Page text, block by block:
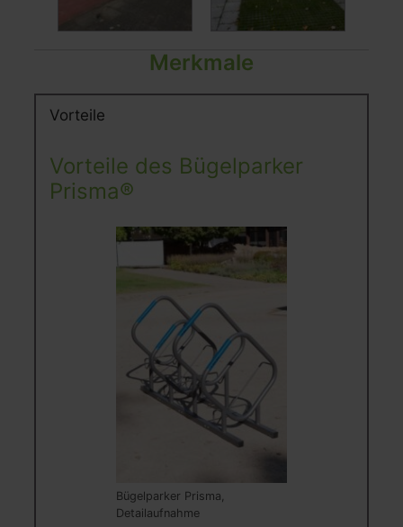
Merkmale
Vorteile
Vorteile des Bügelparker
Prisma®
Bügelparker Prisma,
Detailaufnahme